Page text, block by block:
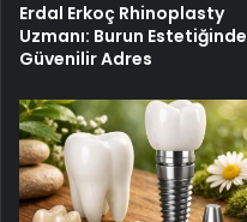
Erdal Erkoç Rhinoplasty
Uzmanı: Burun Estetiğinde
Güvenilir Adres